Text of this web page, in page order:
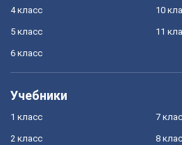
4 класс
5 класс
6 класс
10
11
Учебники
1 класс
2 класс
7
8